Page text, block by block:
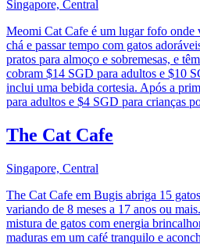
Singapore, Central
Meomi Cat Cafe é um lugar fofo onde
chá e passar tempo com gatos
pratos para almoço e sobremesas, e
cobram $14 SGD para adultos e $10
inclui uma bebida cortesia. Após a
para adultos e $4 SGD para crianças
The Cat Cafe
Singapore, Central
The Cat Cafe em Bugis abriga 15
variando de 8 meses a 17 anos ou
mistura de gatos com energia
maduras em um café tranquilo e